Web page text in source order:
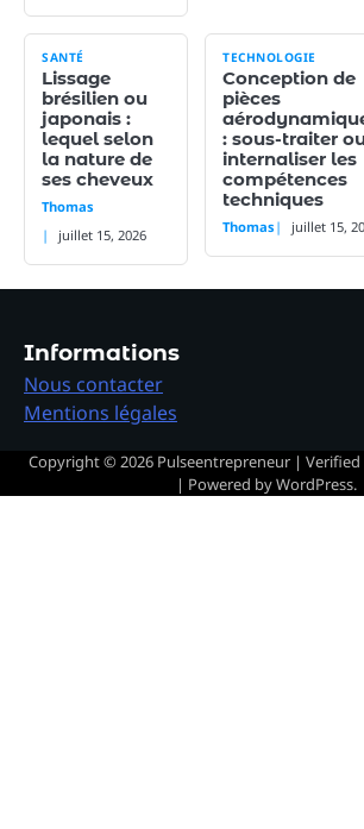
SANTÉ
Lissage
brésilien ou
japonais :
lequel selon
la nature de
ses cheveux
Thomas
juillet 15, 2026
TECHNOLOGIE
Conception de
pièces
: sous-traiter
internaliser les
compétences
techniques
Thomas juillet 15,
Informations
Nous contacter
Mentions légales
Copyright © 2026 Pulseentrepreneur |
| Powered byWordPress.